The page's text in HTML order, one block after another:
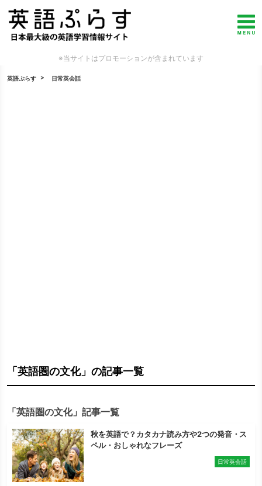
※当サイトはプロモーションが含まれています
英語ぷらす 日常英会話
「英語圏の文化」の記事一覧
「英語圏の文化」記事一覧
秋を英語で？カタカナ読み方や2つの発音・ス
ペル・おしゃれなフレーズ
日常英会話